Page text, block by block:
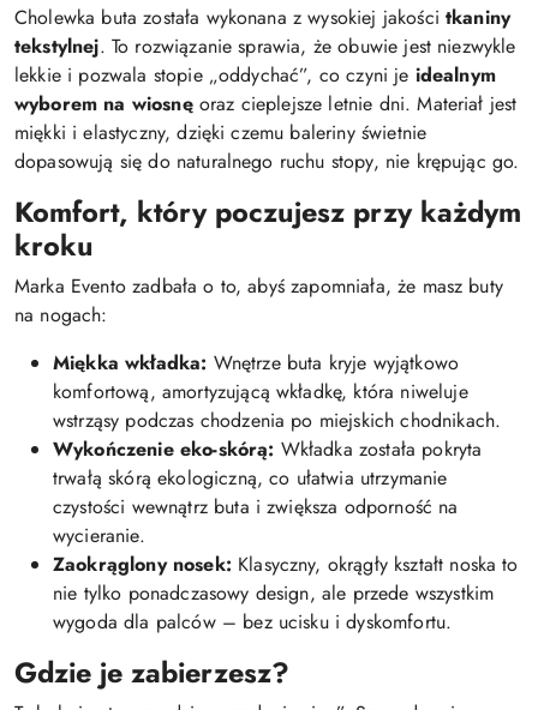
Cholewka buta została wykonana z wysokiej jakości tkaniny
tekstylnej. To rozwiązanie sprawia, że obuwie jest niezwykle
lekkie i pozwala stopie „oddychać”, co czyni je idealnym
wyborem na wiosnęoraz cieplejsze letnie dni. Materiał jest
miękki i elastyczny, dzięki czemu baleriny świetnie
dopasowują się do naturalnego ruchu stopy, nie krępując go.
Komfort, który poczujesz przy każdym
kroku
Marka Evento zadbała o to, abyś zapomniała, że masz buty
na nogach:
Miękka wkładka: Wnętrze buta kryje wyjątkowo
komfortową, amortyzującą wkładkę, która niweluje
wstrząsy podczas chodzenia po miejskich chodnikach.
Wykończenie eko-skórą: Wkładka została pokryta
trwałą skórą ekologiczną, co ułatwia utrzymanie
czystości wewnątrz buta i zwiększa odporność na
wycieranie.
Zaokrąglony nosek: Klasyczny, okrągły kształt noska to
nie tylko ponadczasowy design, ale przede wszystkim
wygoda dla palców – bez ucisku i dyskomfortu.
Gdzie je zabierzesz?